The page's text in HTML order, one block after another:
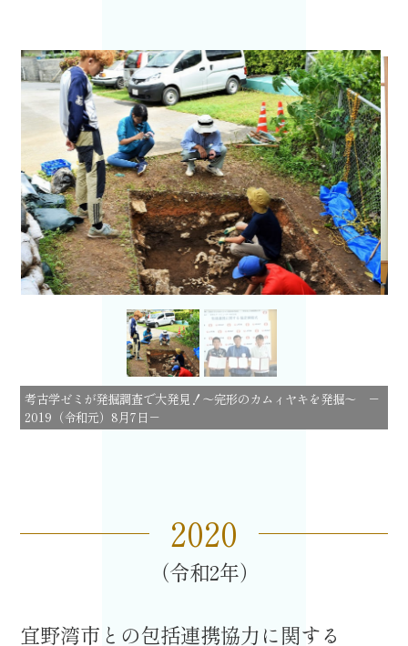
考古学ゼミが発掘調査で大発見！～完形のカムィヤキを発掘～ －
2019 （令和元） 8月7 日－
2020
令和2
宜野湾市との包括連携協力に関する